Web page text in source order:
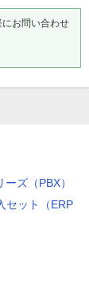
お問い合わせ
ズ（PBX）
セット（ERP